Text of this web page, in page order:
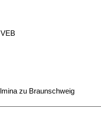
zu Braunschweig